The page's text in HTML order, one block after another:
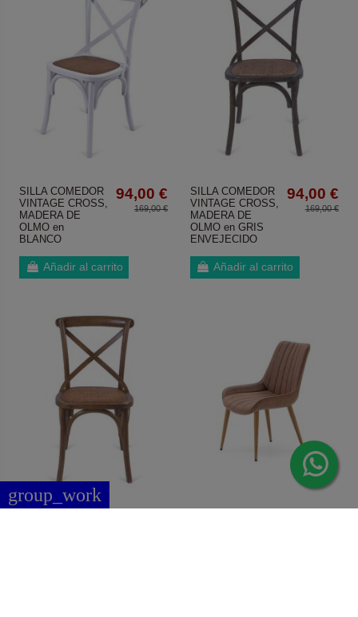
SILLA COMEDOR
VINTAGE CROSS,
MADERA DE
OLMO en
BLANCO
94,00 €
169,00 €
Añadir al carrito
SILLA COMEDOR
VINTAGE CROSS,
MADERA DE
OLMO en GRIS
ENVEJECIDO
94,00 €
169,00 €
Añadir al carrito
group_work